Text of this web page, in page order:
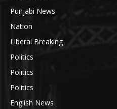
Punjabi News
Nation
Liberal Breaking
Politics
Politics
Politics
English News